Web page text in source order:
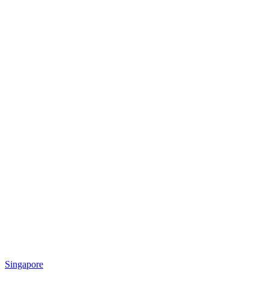
Singapore